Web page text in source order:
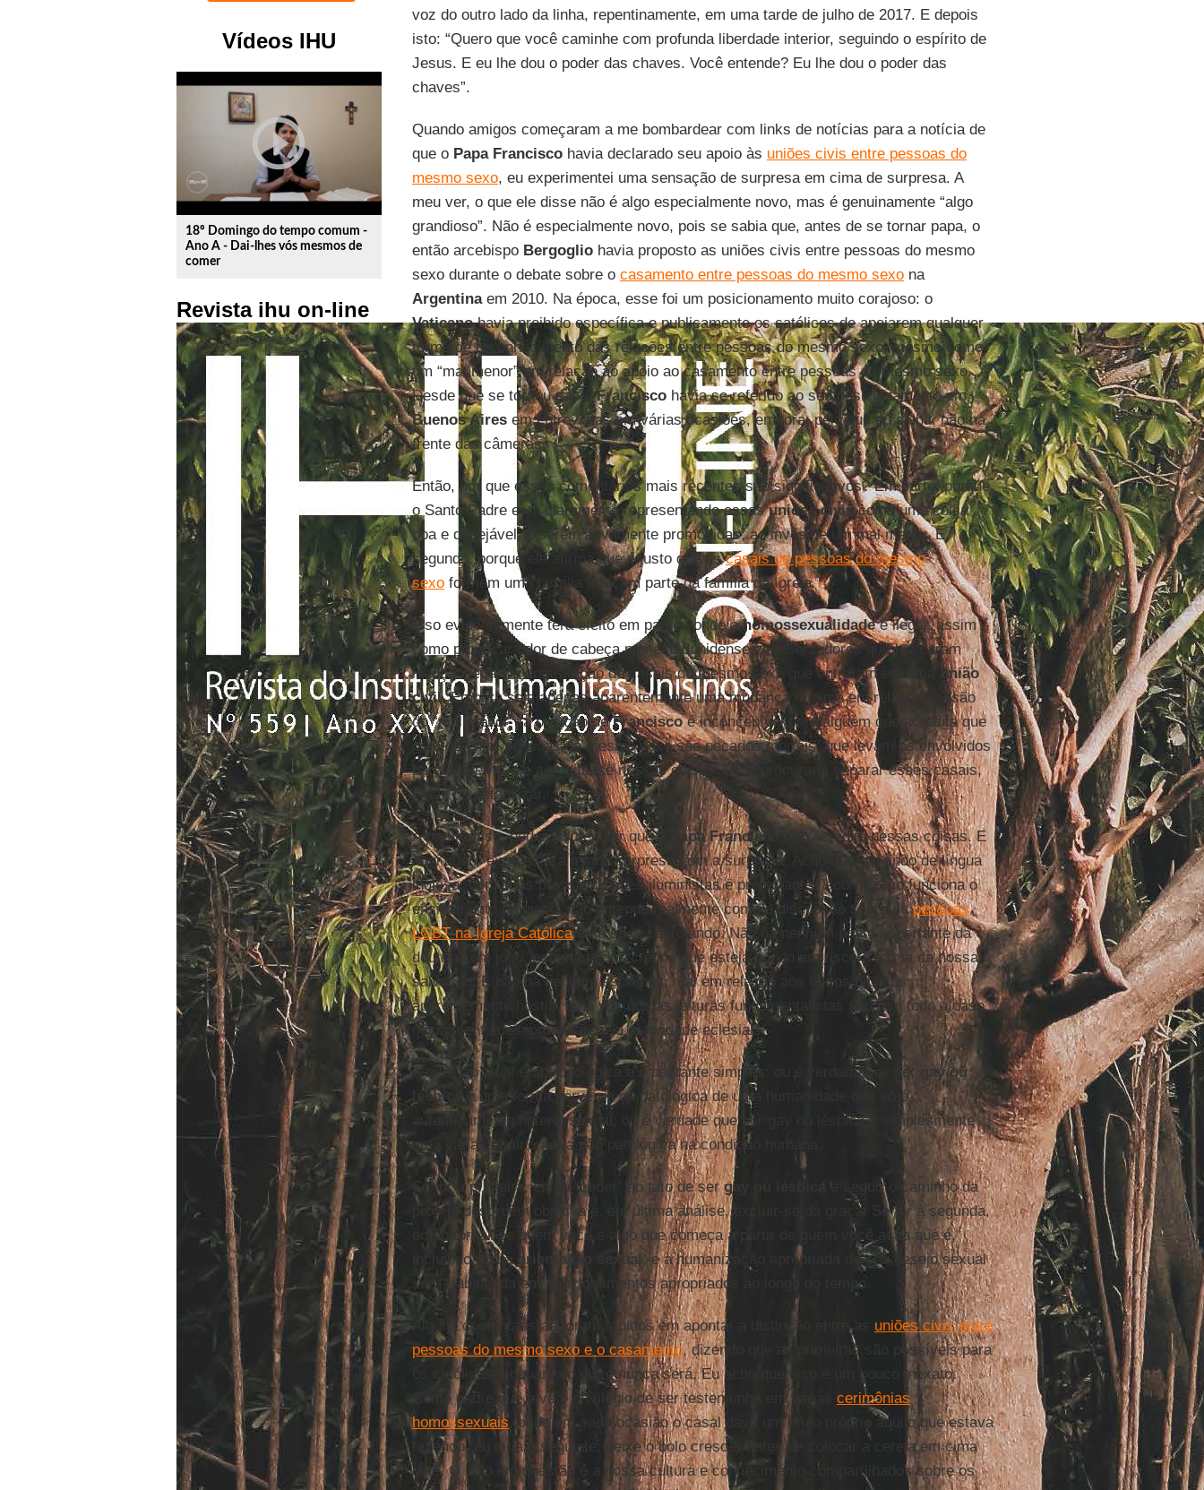
Vídeos IHU
play_circle_outline
18º Domingo do tempo comum -
Ano A - Dai-lhes vós mesmos de
comer
Revista ihu on-line
voz do outro lado da linha, repentinamente, em uma tarde de julho de 2017. E depois
isto: “Quero que você caminhe com profunda liberdade interior, seguindo o espírito de
Jesus. E eu lhe dou o poder das chaves. Você entende? Eu lhe dou o poder das
chaves”.
Quando amigos começaram a me bombardear com links de notícias para a notícia de
que o Papa Franciscohavia declarado seu apoio às uniões civis entre pessoas do
mesmo sexo, eu experimentei uma sensação de surpresa em cima de surpresa. A
meu ver, o que ele disse não é algo especialmente novo, mas é genuinamente “algo
grandioso”. Não é especialmente novo, pois se sabia que, antes de se tornar papa, o
então arcebispo Bergogliohavia proposto as uniões civis entre pessoas do mesmo
sexo durante o debate sobre o casamento entre pessoas do mesmo sexona
Argentinaem 2010. Na época, esse foi um posicionamento muito corajoso: o
Vaticanohavia proibido específica e publicamente os católicos de apoiarem qualquer
forma de reconhecimento das relações entre pessoas do mesmo sexo, mesmo como
um “mal menor” em relação ao apoio ao casamento entre pessoas de mesmo sexo.
Desde que se tornou papa,Franciscohavia se referido ao seu posicionamento em
Buenos Airesem entrevistas em várias ocasiões, embora, pelo que eu saiba, não na
frente das câmeras.
Então, por que esses comentários mais recentes são significativos? Em parte, porque
o Santo Padre está claramente representando essasuniões civiscomo uma coisa
boa e desejável, a serem ativamente promovidas, ao invés de um mal menor. E,
segundo, porque ele afirma que é justo que oscasais de pessoas do mesmo
sexoformem uma família e façam parte da família da Igreja.
Isso evidentemente terá efeito em países onde ahomossexualidadeé ilegal, assim
como provocará dor de cabeça nos estadunidenses conservadores que buscaram
isenção legal da contratação de casais do mesmo sexo que entraram em uma união
civil. Embora seja apenas aparentemente uma mudança mínima em relação à visão
do “mal menor”, a posição deFranciscoé inconcebível para alguém que acredita que
os atos entre pessoas do mesmo sexo são pecados mortais, que levam os envolvidos
para o inferno. Se acreditasse nessas coisas, você procuraria separar esses casais,
e não os estabilizar.
A partir disso, podemos deduzir que o Papa Francisco
não acredita nessas coisas. E
aqui quero expressar a minha surpresa com a surpresa. Acho que o mundo de língua
inglesa, com suas pressuposições iluministas e protestantes sobre como funciona o
ensinamento religioso, não entende realmente como a discussão sobre aspessoas
LGBT na Igreja Católicaestá se desenrolando. Não há nenhum ponto importante da
doutrina em jogo, nem nada dos credos que esteja pondo em risco a forma da nossa
salvação. E não há nenhum escrúpulo real em relação aos textos bíblicos
aparentemente hostis, uma vez que as leituras fundamentalistas são, em todo o caso,
oficialmente desaprovadas pela autoridade eclesial.
A questão atual é antropológica e é bastante simples: ou é verdade que ser
gay ou
lésbica é uma forma perversa ou patológica de uma humanidade que só é
autenticamente heterossexual; ou é verdade que ser gay ou lésbica é simplesmente
uma variante minoritária não patológica na condição humana.
Se for a primeira, então “ceder” ao fato de sergay ou lésbicaé seguir o caminho da
própria desordem objetiva e, em última análise, excluir-se da graça. Se for a segunda,
então tornar-se quem você é algo que começa a partir de quem você acha que é,
incluindo a sua orientação sexual , e a humanização apropriada de seu desejo sexual
será trabalhada em relacionamentos apropriados ao longo do tempo.
Alguns comentaristas foram rápidos em apontar a distinção entre as uniões civis entre
pessoas do mesmo sexo e o casamento, dizendo que as primeiras são possíveis para
os católicos, enquanto o outro nunca será. Eu acho que isso é um pouco inexato.
Como padre que teve o privilégio de ser testemunha em várias cerimônias
homossexuais , onde em cada ocasião o casal dava um título próprio àquilo que estava
fazendo, eu diria o seguinte: deixe o bolo crescer antes de colocar a cereja em cima
dele. O bolo em questão é a nossa cultura e conhecimento compartilhados sobre os